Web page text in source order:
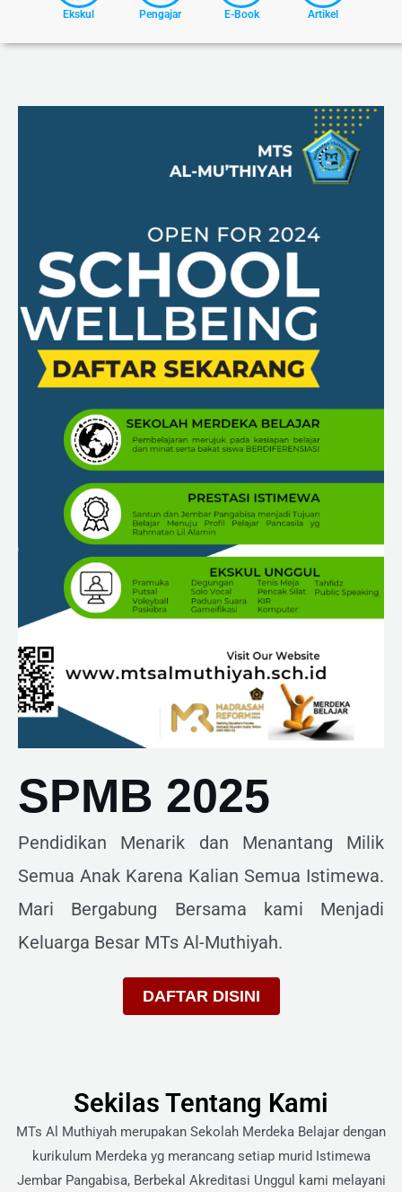
Ekskul Pengajar E-Book Artikel
SPMB 2025
Pendidikan Menarik dan Menantang Milik
Semua Anak Karena Kalian Semua Istimewa.
Mari Bergabung Bersama kami Menjadi
Keluarga Besar MTs Al-Muthiyah.
DAFTAR DISINI
Sekilas Tentang Kami
MTs Al Muthiyah merupakan Sekolah Merdeka Belajar dengan
kurikulum Merdeka yg merancang setiap murid Istimewa
Jembar Pangabisa, Berbekal Akreditasi Unggul kami melayani